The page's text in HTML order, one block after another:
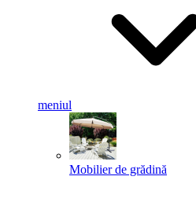
meniul
Mobilier de grădină